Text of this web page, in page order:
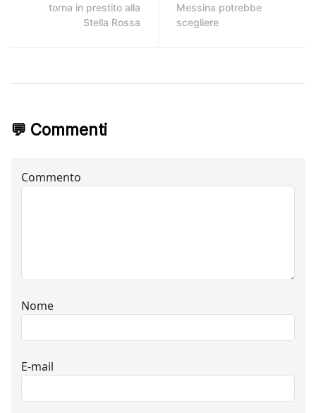
torna in prestito alla
Stella Rossa
Messina potrebbe
scegliere
💬 Commenti